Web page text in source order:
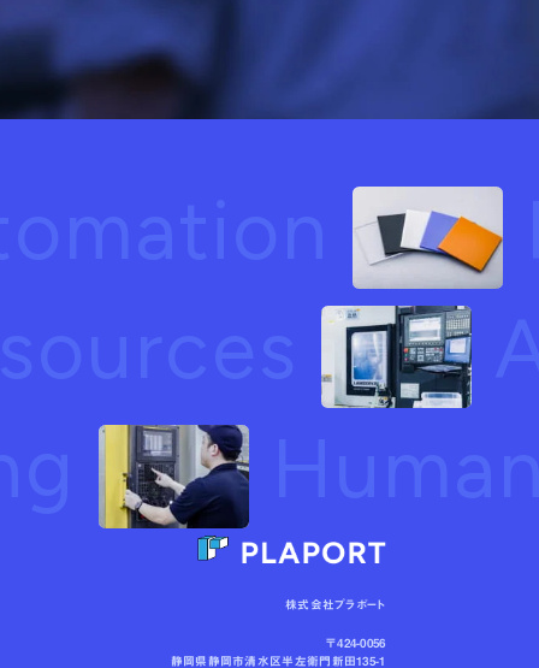
株式会社プラポート
〒424-0056
静岡県静岡市清水区半左衛門新田135-1